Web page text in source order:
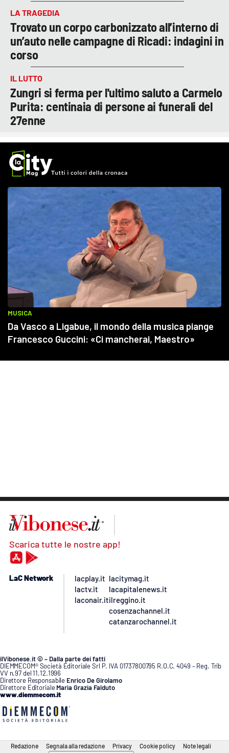
LA TRAGEDIA
Trovato un corpo carbonizzato all’interno di
un’auto nelle campagne di Ricadi: indagini in
corso
IL LUTTO
Zungri si ferma per l'ultimo saluto a Carmelo
Purita: centinaia di persone ai funerali del
27enne
Scarica tutte le nostre app!
LaC Network
lacplay.it
lactv.it
laconair.it
lacitymag.it
lacapitalenews.it
ilreggino.it
cosenzachannel.it
catanzarochannel.it
ilVibonese.it © – Dalla parte dei fatti
DIEMMECOM® Società Editoriale Srl P. IVA 01737800795 R.O.C. 4049 – Reg. Trib
VV n.97 del 11.12.1996
Direttore Responsabile Enrico De Girolamo
Direttore Editoriale Maria Grazia Falduto
www.diemmecom.it
Redazione Segnala alla redazione Privacy Cookie policy Note legali